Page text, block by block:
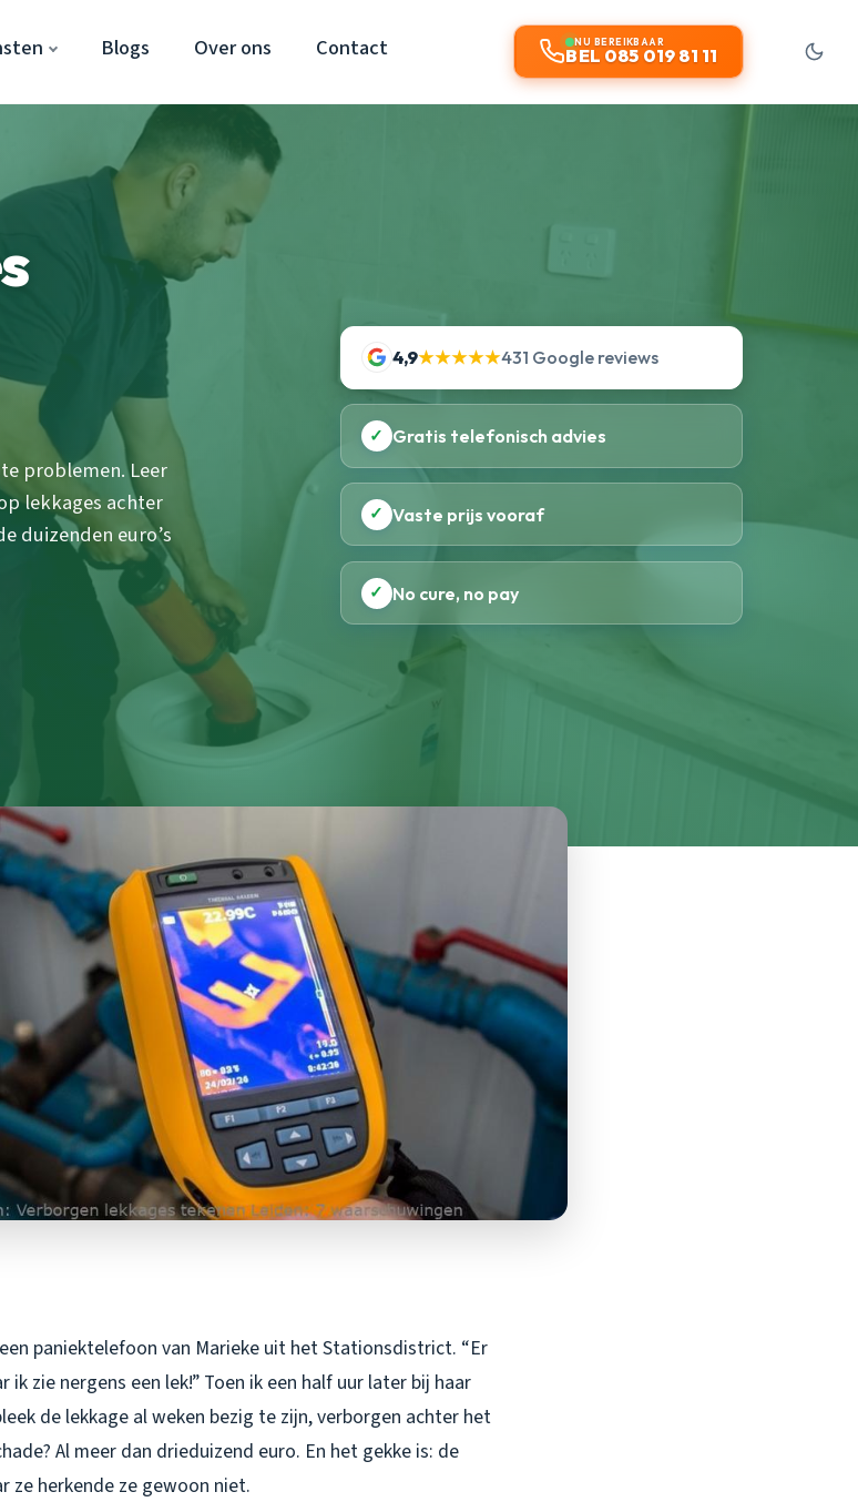
Blogs Over ons Contact NU BEREIKBAAR
BEL 085 019 81 11
problemen. Leer
lekkages achter
duizenden euro’s
4,9★★★★★431 Google reviews
✓ Gratis telefonisch advies
✓ Vaste prijs vooraf
✓ No cure, no pay
paniektelefoon van Marieke uit het Stationsdistrict. “Er
zie nergens een lek!” Toen ik een half uur later bij haar
de lekkage al weken bezig te zijn, verborgen achter het
Al meer dan drieduizend euro. En het gekke is: de
ze herkende ze gewoon niet.